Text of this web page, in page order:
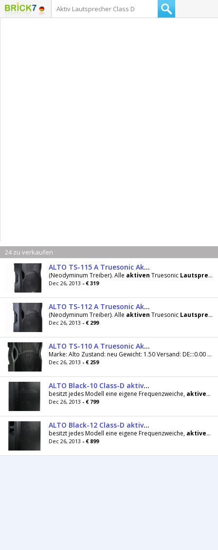
24 zu verkaufen
ALTO TS-115 A Truesonic Aktiv, 800Watt/15Zoll
(Neodyminum Treiber). Alle aktiven Truesonic Lautsprecher
Dec 26, 2013 - € 319
ALTO TS-112 A Truesonic Aktiv, 800Watt/12Zoll
(Neodyminum Treiber). Alle aktiven Truesonic Lautsprecher
Dec 26, 2013 - € 299
ALTO TS-110 A Truesonic Aktiv, 600Watt/10Zoll
Marke: Alto Zustand: neu Gewicht: 1.50 Versand: DE:::0.00 Preis inkl. MwSt, zzgl. Versandkosten: 259.00 Das trapezförmige Design reduziert lästige...
Dec 26, 2013 - € 259
ALTO Black-10 Class-D aktiv, 1200Watt/10Zoll
besitzt jedes Modell eine eigene Frequenzweiche, aktiven
Dec 26, 2013 - € 799
ALTO Black-12 Class-D aktiv, 1200Watt/12Zoll
besitzt jedes Modell eine eigene Frequenzweiche, aktiven
Dec 26, 2013 - € 899